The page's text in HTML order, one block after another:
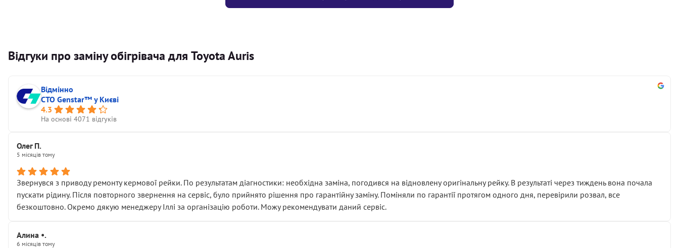
Відгуки про заміну обігрівача для Toyota Auris
Відмінно
СТО Genstar™ у Києві
4.3
На основі 4071 відгуків
Олег П.
5 місяців тому
Звернувся з приводу ремонту кермової рейки. По результатам діагностики: необхідна заміна, погодився на відновлену оригінальну рейку. В результаті через тиждень вона почала
пускати рідину. Після повторного звернення на сервіс, було прийнято рішення про гарантійну заміну. Поміняли по гарантії протягом одного дня, перевірили розвал, все
безкоштовно. Окремо дякую менеджеру Іллі за організацію роботи. Можу рекомендувати даний сервіс.
Алина •.
6 місяців тому